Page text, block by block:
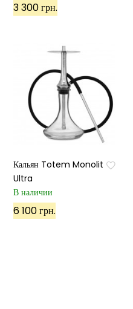
3 300 грн.
Кальян Totem Monolit
Ultra
В наличии
6 100 грн.
Подписаться